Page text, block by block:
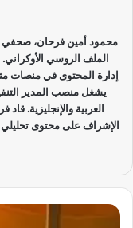
محمود أمين فرحان،
الملف الروسي
يشغل منصب المدير
العربية والإنجليزية.
الإشراف على محتوى تحليلي
أ